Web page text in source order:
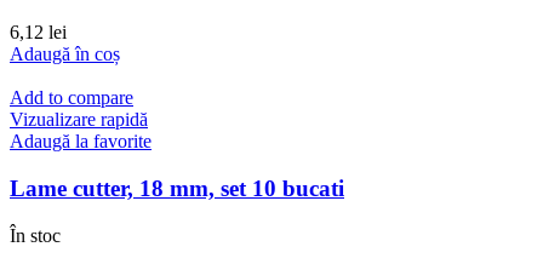
6,12 lei
Adaugă în coș
Add to compare
Vizualizare rapidă
Adaugă la favorite
Lame cutter, 18 mm, set 10 bucati
În stoc